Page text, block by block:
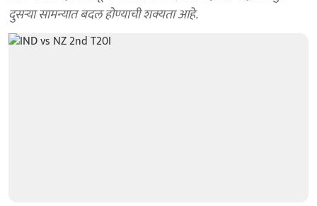
दुसऱ्या सामन्यात बदल होण्याची शक्यता आहे.